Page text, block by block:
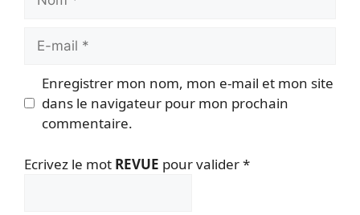
Enregistrer mon nom, mon e-mail et mon site
dans le navigateur pour mon prochain
commentaire.
Ecrivez le mot REVUE pour valider*